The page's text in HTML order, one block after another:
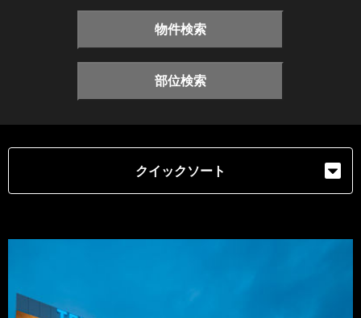
物件検索
部位検索
クイックソート